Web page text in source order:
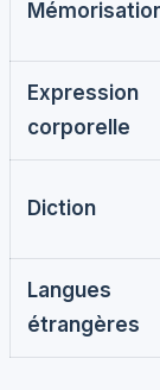
Expression
corporelle
Diction
Langues
étrangères